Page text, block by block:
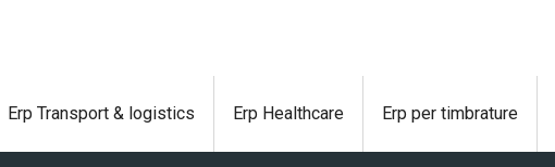
Erp Transport & logistics Erp Healthcare Erp per timbrature